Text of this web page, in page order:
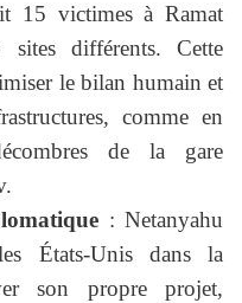
15 victimes à Ramat
différents. Cette
le bilan humain et
comme en
de la gare
: Netanyahu
États-Unis dans la
son propre projet,